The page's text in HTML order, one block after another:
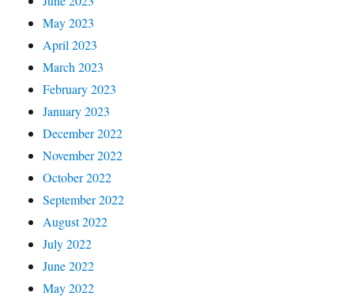
May 2023
April 2023
March 2023
February 2023
January 2023
December 2022
November 2022
October 2022
September 2022
August 2022
July 2022
June 2022
May 2022